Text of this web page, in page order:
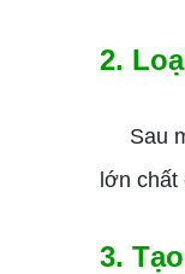
2.
Sau
lớn
3.